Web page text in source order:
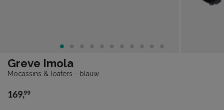
Greve Imola
Mocassins & loafers - blauw
€ 169,99
169,99